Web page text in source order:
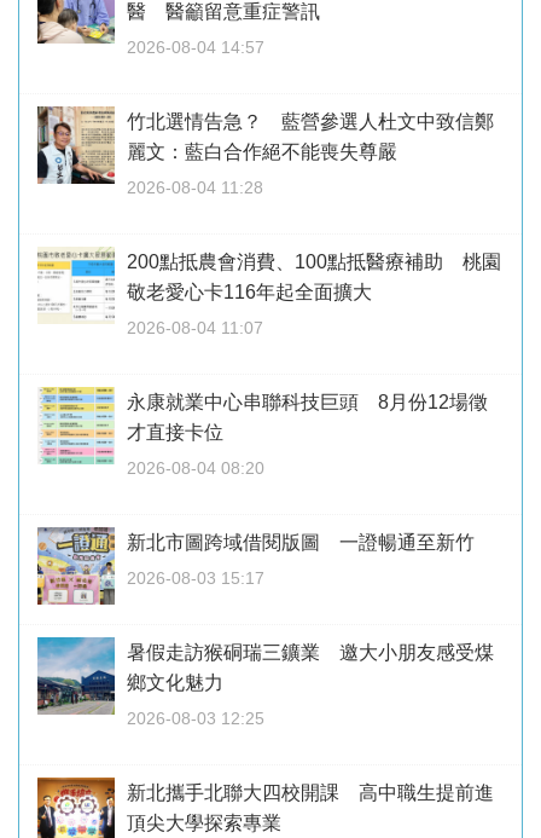
醫 醫籲留意重症警訊
2026-08-04 14:57
竹北選情告急？ 藍營參選人杜文中致信鄭
麗文：藍白合作絕不能喪失尊嚴
2026-08-04 11:28
200點抵農會消費、100點抵醫療補助 桃園
敬老愛心卡116年起全面擴大
2026-08-04 11:07
永康就業中心串聯科技巨頭 8月份12場徵
才直接卡位
2026-08-04 08:20
新北市圖跨域借閱版圖 一證暢通至新竹
2026-08-03 15:17
暑假走訪猴硐瑞三鑛業 邀大小朋友感受煤
鄉文化魅力
2026-08-03 12:25
新北攜手北聯大四校開課 高中職生提前進
頂尖大學探索專業